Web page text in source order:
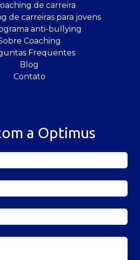
de carreira
de carreiras para jovens
anti-bullying
Coaching
Frequentes
Blog
Contato
a Optimus